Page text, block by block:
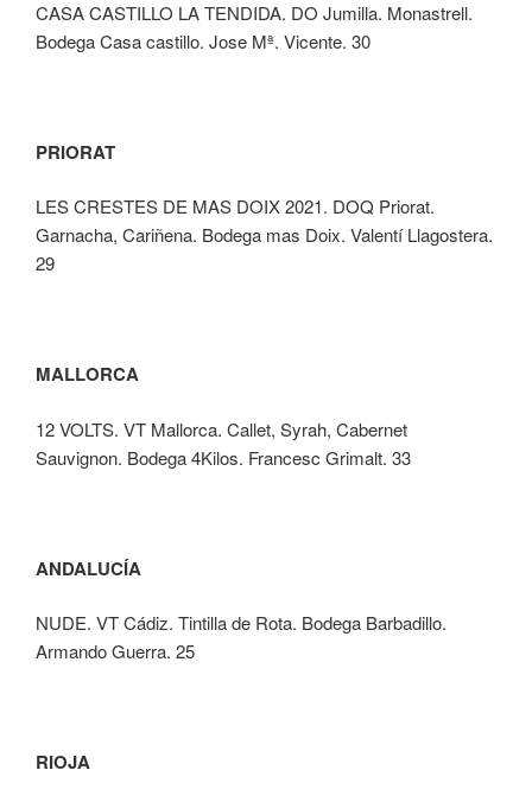
CASA CASTILLO LA TENDIDA. DO Jumilla. Monastrell.
Bodega Casa castillo. Jose Mª. Vicente. 30
PRIORAT
LES CRESTES DE MAS DOIX 2021. DOQ Priorat.
Garnacha, Cariñena. Bodega mas Doix. Valentí Llagostera.
29
MALLORCA
12 VOLTS. VT Mallorca. Callet, Syrah, Cabernet
Sauvignon. Bodega 4Kilos. Francesc Grimalt. 33
ANDALUCÍA
NUDE. VT Cádiz. Tintilla de Rota. Bodega Barbadillo.
Armando Guerra. 25
RIOJA